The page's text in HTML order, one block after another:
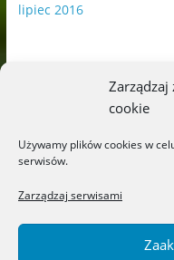
cookie
Używamy plików cookies w
serwisów.
Zarządzaj serwisami
lipiec 2016